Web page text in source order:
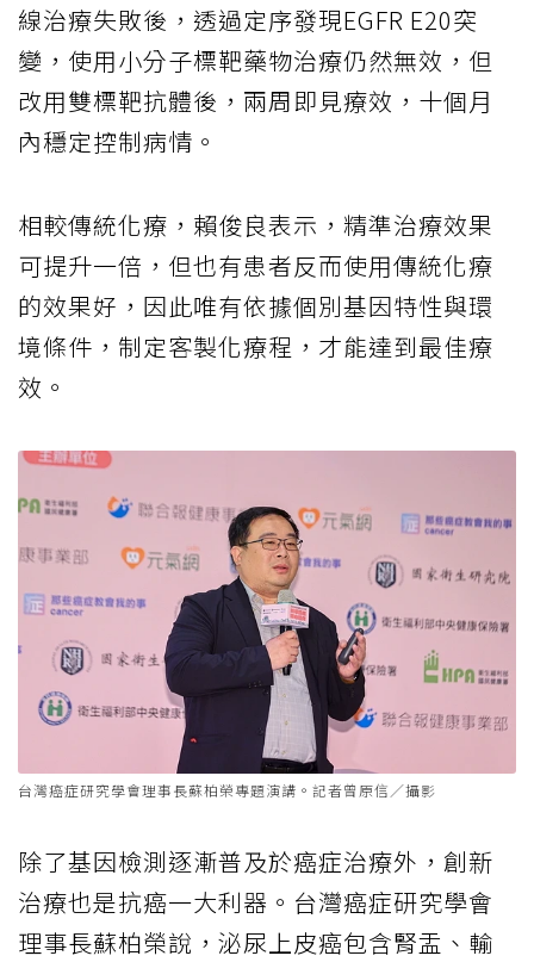
線治療失敗後，透過定序發現EGFR E20突
變，使用小分子標靶藥物治療仍然無效，但
改用雙標靶抗體後，兩周即見療效，十個月
內穩定控制病情。
相較傳統化療，賴俊良表示，精準治療效果
可提升一倍，但也有患者反而使用傳統化療
的效果好，因此唯有依據個別基因特性與環
境條件，制定客製化療程，才能達到最佳療
效。
台灣癌症研究學會理事長蘇柏榮專題演講。記者曾原信／攝影
除了基因檢測逐漸普及於癌症治療外，創新
治療也是抗癌一大利器。台灣癌症研究學會
理事長蘇柏榮說，泌尿上皮癌包含腎盂、輸